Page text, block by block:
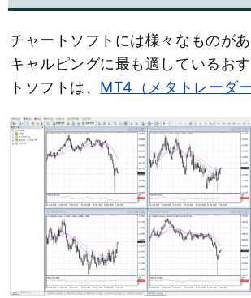
チャートソフトには様々なものが
キャルピングに最も適しているお
トソフトは、 MT4（メタトレーダー